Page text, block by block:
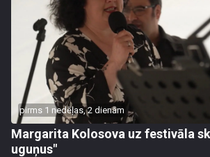
pirms 1 nedēļas, 2 dienām
Margarita Kolosova uz festivāla
uguņus"